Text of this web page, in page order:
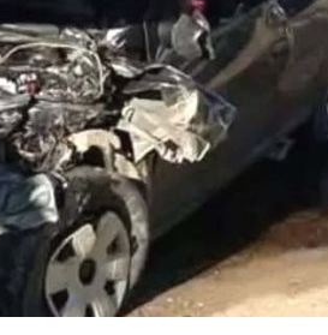
لأبطال
يوم الخميس
الدين
لكحل2026-08-03
نادي وفاق سطيف
الدين لكحل